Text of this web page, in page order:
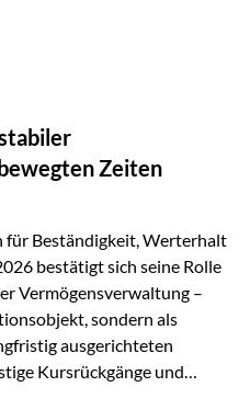
welcher Struktur?Und vor
Zeiten
für Beständigkeit, Werterhalt
bestätigt sich seine Rolle
Vermögensverwaltung –
sondern als
ausgerichteten